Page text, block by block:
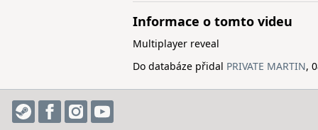
Informace o tomto videu
Multiplayer reveal
Do databáze přidal PRIVATE MARTIN,